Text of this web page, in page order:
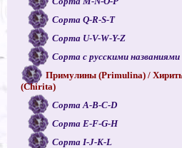
Сорта Q-R-S-T
Сорта U-V-W-Y-Z
Сорта с русскими названиями
Примулины (Primulina) /
(Chirita)
Сорта A-B-C-D
Сорта E-F-G-H
Сорта I-J-K-L